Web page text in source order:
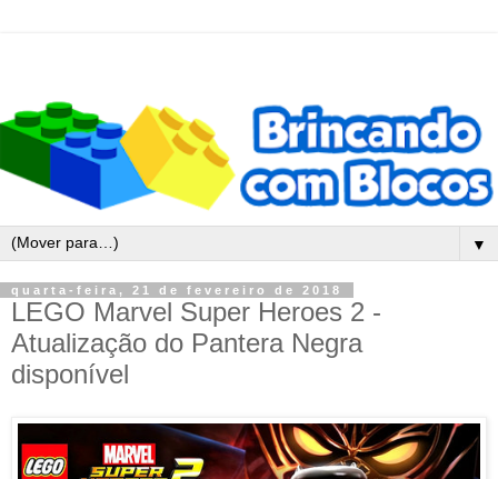
▼
quarta-feira, 21 de fevereiro de 2018
LEGO Marvel Super Heroes 2 -
Atualização do Pantera Negra
disponível